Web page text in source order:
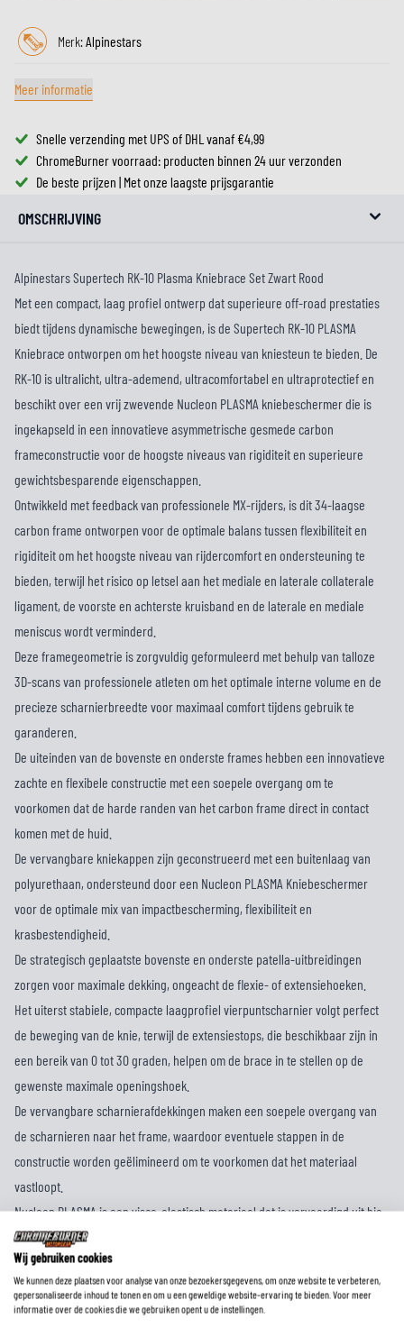
Merk:Alpinestars
Meer informatie
Snelle verzending met UPS of DHL vanaf €4,99
ChromeBurner voorraad: producten binnen 24 uur verzonden
De beste prijzen | Met onze laagste prijsgarantie
OMSCHRIJVING
Alpinestars Supertech RK-10 Plasma Kniebrace Set Zwart Rood
Met een compact, laag profiel ontwerp dat superieure off-road prestaties
biedt tijdens dynamische bewegingen, is de Supertech RK-10 PLASMA
Kniebrace ontworpen om het hoogste niveau van kniesteun te bieden. De
RK-10 is ultralicht, ultra-ademend, ultracomfortabel en ultraprotectief en
beschikt over een vrij zwevende Nucleon PLASMA kniebeschermer die is
ingekapseld in een innovatieve asymmetrische gesmede carbon
frameconstructie voor de hoogste niveaus van rigiditeit en superieure
gewichtsbesparende eigenschappen.
Ontwikkeld met feedback van professionele MX-rijders, is dit 34-laagse
carbon frame ontworpen voor de optimale balans tussen flexibiliteit en
rigiditeit om het hoogste niveau van rijdercomfort en ondersteuning te
bieden, terwijl het risico op letsel aan het mediale en laterale collaterale
ligament, de voorste en achterste kruisband en de laterale en mediale
meniscus wordt verminderd.
Deze framegeometrie is zorgvuldig geformuleerd met behulp van talloze
3D-scans van professionele atleten om het optimale interne volume en de
precieze scharnierbreedte voor maximaal comfort tijdens gebruik te
garanderen.
De uiteinden van de bovenste en onderste frames hebben een innovatieve
zachte en flexibele constructie met een soepele overgang om te
voorkomen dat de harde randen van het carbon frame direct in contact
komen met de huid.
De vervangbare kniekappen zijn geconstrueerd met een buitenlaag van
polyurethaan, ondersteund door een Nucleon PLASMA Kniebeschermer
voor de optimale mix van impactbescherming, flexibiliteit en
krasbestendigheid.
De strategisch geplaatste bovenste en onderste patella-uitbreidingen
zorgen voor maximale dekking, ongeacht de flexie- of extensiehoeken.
Het uiterst stabiele, compacte laagprofiel vierpuntscharnier volgt perfect
de beweging van de knie, terwijl de extensiestops, die beschikbaar zijn in
een bereik van 0 tot 30 graden, helpen om de brace in te stellen op de
gewenste maximale openingshoek.
De vervangbare scharnierafdekkingen maken een soepele overgang van
de scharnieren naar het frame, waardoor eventuele stappen in de
constructie worden geëlimineerd om te voorkomen dat het materiaal
vastloopt.
Nucleon PLASMA is een visco-elastisch materiaal dat is vervaardigd uit bio-
gebaseerde polymeren en gevormd tot een structuur die in alle richtingen
soepel is, terwijl het de mogelijkheid behoudt om impactenergieën te
dissiperen. Lichtgewicht en zeer geventileerd, biedt de
kniebeschermer/kniekap sterke impactkrachtverspreiding en -absorptie,
Wij gebruiken cookies
We kunnen deze plaatsen voor analyse van onze bezoekersgegevens, om onze website te verbeteren,
gepersonaliseerde inhoud te tonen en om u een geweldige website-ervaring te bieden. Voor meer
informatie over de cookies die we gebruiken opent u de instellingen.